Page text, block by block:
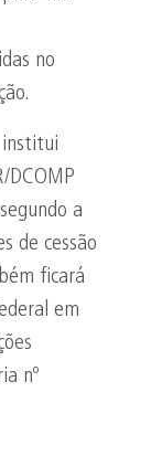
no
institui
DCOMP
a
de cessão
ficará
em
nº